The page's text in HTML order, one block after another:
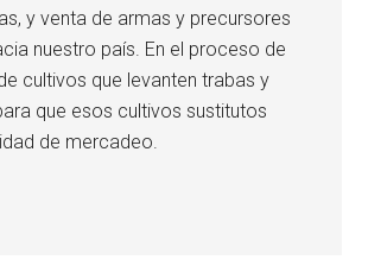
y venta de armas y precursores
nuestro país. En el proceso de
cultivos que levanten trabas y
que esos cultivos sustitutos
de mercadeo.